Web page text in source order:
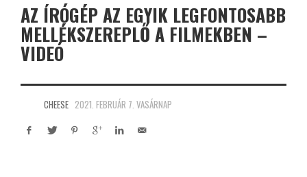
AZ ÍRÓGÉP AZ EGYIK LEGFONTOSABB
MELLÉKSZEREPLŐ A FILMEKBEN –
VIDEÓ
CHEESE 2021. FEBRUÁR 7. VASÁRNAP